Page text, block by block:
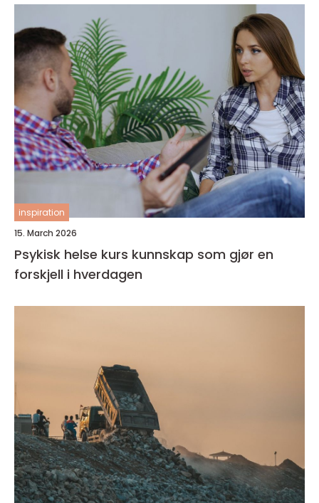
inspiration
15. March 2026
Psykisk helse kurs kunnskap som gjør en
forskjell i hverdagen